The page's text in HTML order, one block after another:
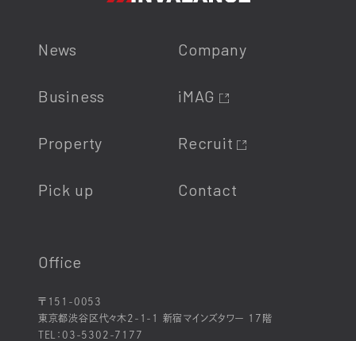
News
Business
Property
Pick up
Company
iMAG
Recruit
Contact
Office
〒151-0053
東京都渋谷区代々木2-1-1 新宿マインズタワー 17階
TEL： 03-5302-7177